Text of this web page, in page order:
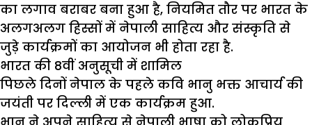
का लगाव बराबर बना हुआ है, नियमित तौर पर भारत के
अलगअलग हिस्सों में नेपाली साहित्य और संस्कृति से
जुड़े कार्यक्रमों का आयोजन भी होता रहा है.
भारत की 8वीं अनुसूची में शामिल
पिछले दिनों नेपाल के पहले कवि भानु भक्त आचार्य की
जयंती पर दिल्ली में एक कार्यक्रम हुआ.